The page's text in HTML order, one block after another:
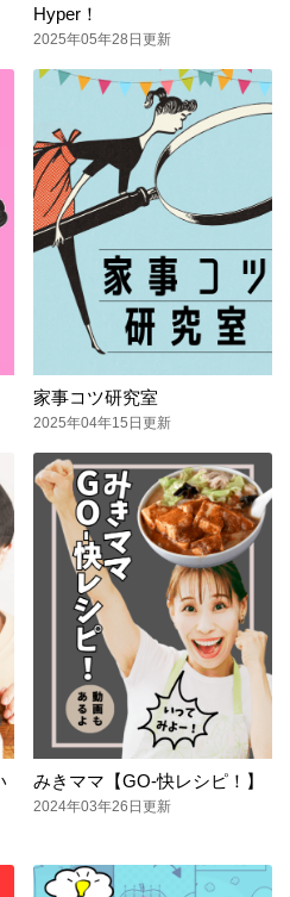
Hyper！
2025年05年28日更新
家事コツ研究室
2025年04年15日更新
みきママ【GO-快レシピ！】
2024年03年26日更新